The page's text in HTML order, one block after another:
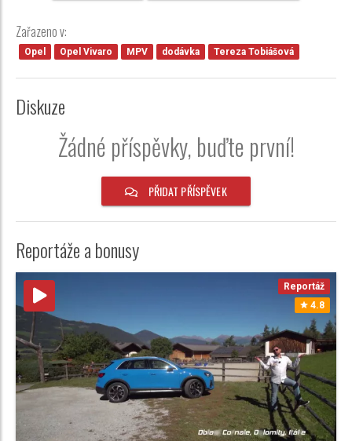
Zařazeno v:
Opel Opel Vivaro MPV dodávka Tereza Tobiášová
Diskuze
Žádné příspěvky, buďte první!
PŘIDAT PŘÍSPĚVEK
Reportáže a bonusy
Reportáž
4.8